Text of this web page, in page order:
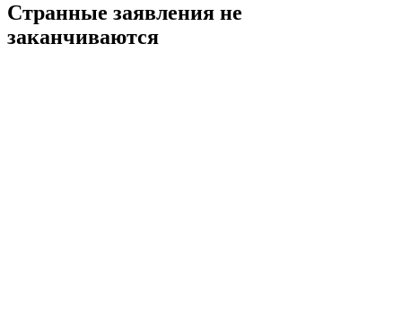
Странные заявления не
заканчиваются